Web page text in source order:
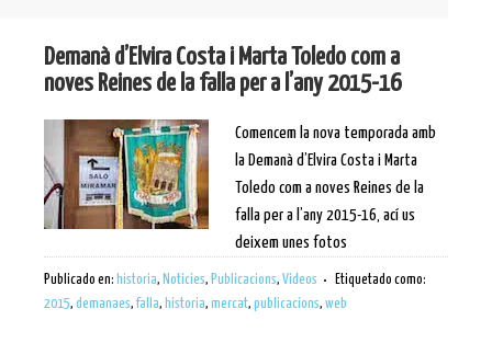
Demanà d’Elvira Costa i Marta Toledo com a
noves Reines de la falla per a l’any 2015-16
Comencem la nova temporada amb
la Demanà d’Elvira Costa i Marta
Toledo com a noves Reines de la
falla per a l’any 2015-16, ací us
deixem unes fotos
Publicado en: historia, Noticies, Publicacions, Videos
Etiquetado como:
2015, demanaes, falla, historia, mercat, publicacions, web